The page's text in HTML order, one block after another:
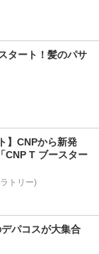
タート！髪のパサ
】CNPから新発
CNP T ブースター
トリー)
パコスが大集合